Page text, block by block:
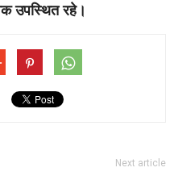
उपस्थित रहे।
Next article